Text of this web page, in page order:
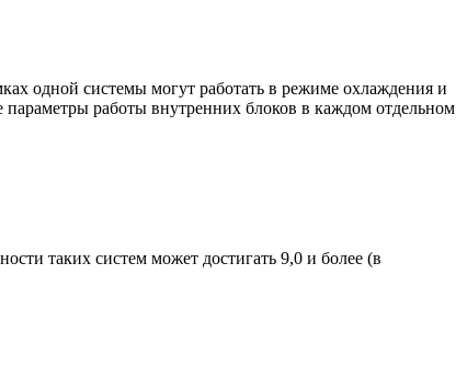
одной системы могут работать в режиме охлаждения и
параметры работы внутренних блоков в каждом отдельном
таких систем может достигать 9,0 и более (в